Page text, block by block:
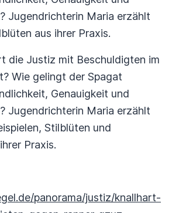
Jugendrichterin Maria erzählt
aus ihrer Praxis.
die Justiz mit Beschuldigten im
Wie gelingt der Spagat
Genauigkeit und
Jugendrichterin Maria erzählt
Stilblüten und
Praxis.
panorama/justiz/knallhart-